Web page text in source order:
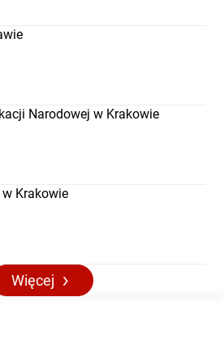
Narodowej w Krakowie
Krakowie
Więcej